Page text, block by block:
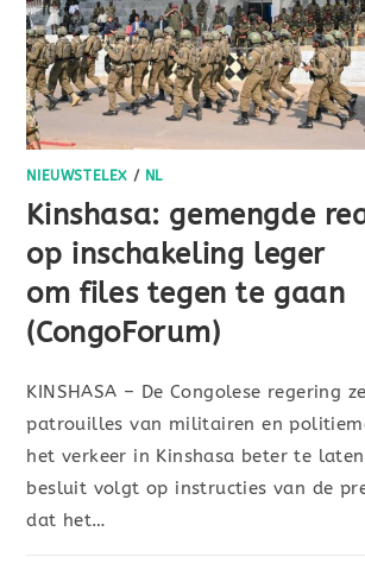
NIEUWSTELEX / NL
Kinshasa: gemengde
op inschakeling leger
om files tegen te gaan
(CongoForum)
KINSHASA – De Congolese regering
patrouilles van militairen en
het verkeer in Kinshasa beter te
besluit volgt op instructies van de
dat het…